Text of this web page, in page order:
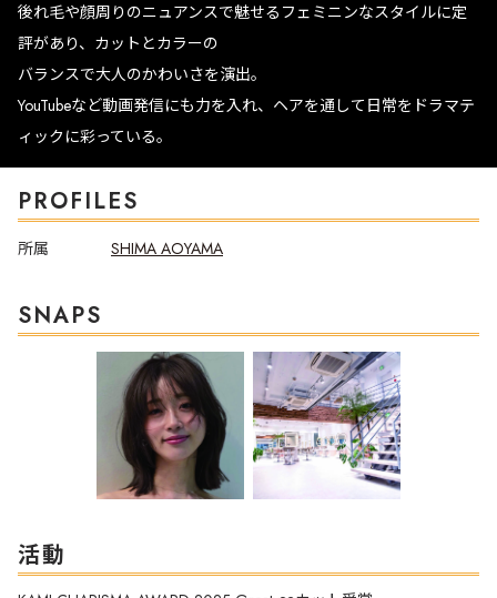
後れ毛や顔周りのニュアンスで魅せるフェミニンなスタイルに定
評があり、カットとカラーの
バランスで大人のかわいさを演出。
YouTubeなど動画発信にも力を入れ、ヘアを通して日常をドラマテ
ィックに彩っている。
PROFILES
所属 SHIMA AOYAMA
SNAPS
活動